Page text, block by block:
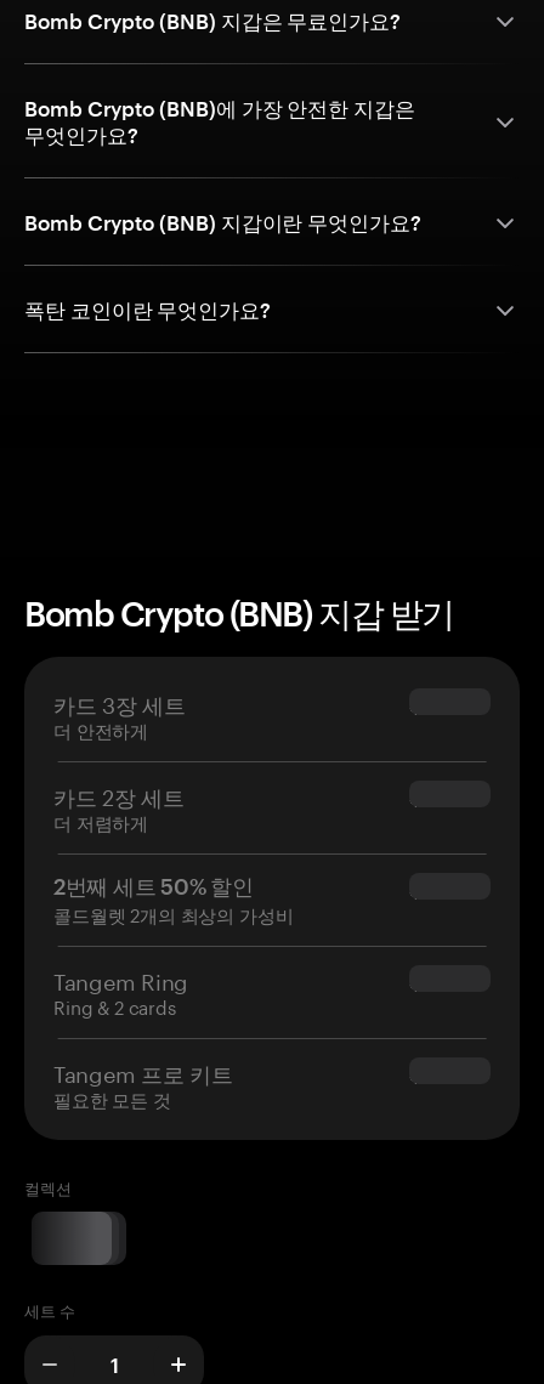
Bomb Crypto (BNB) 지갑은 무료인가요?
Bomb Crypto (BNB)에 가장 안전한 지갑은
무엇인가요?
Bomb Crypto (BNB) 지갑이란 무엇인가요?
폭탄 코인이란 무엇인가요?
Bomb Crypto (BNB) 지갑 받기
카드 3장 세트
더 안전하게
$69.90
카드 2장 세트
더 저렴하게
$54.90
2번째 세트 50% 할인
콜드월렛 2개의 최상의 가성비
$34.95
Tangem Ring
Ring & 2 cards
$160.00
Tangem 프로 키트
필요한 모든 것
$180.00
컬렉션
세트 수